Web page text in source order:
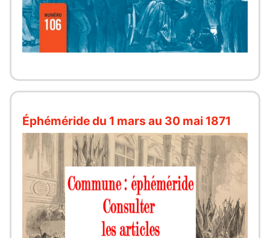
Éphéméride du 1 mars au 30 mai 1871